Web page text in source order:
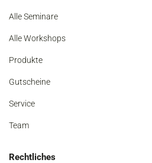
Alle Seminare
Alle Workshops
Produkte
Gutscheine
Service
Team
Rechtliches